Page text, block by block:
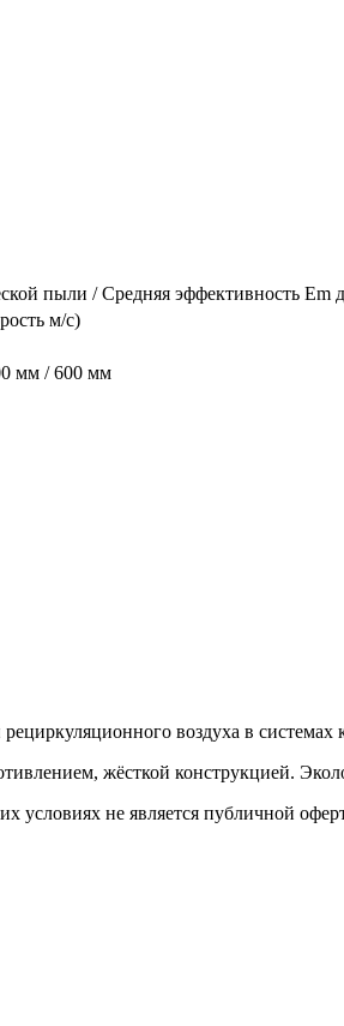
пыли / Средняя эффективность Em
м/с)
мм / 600 мм
воздуха в
жёсткой конструкцией.
условиях не является публичной